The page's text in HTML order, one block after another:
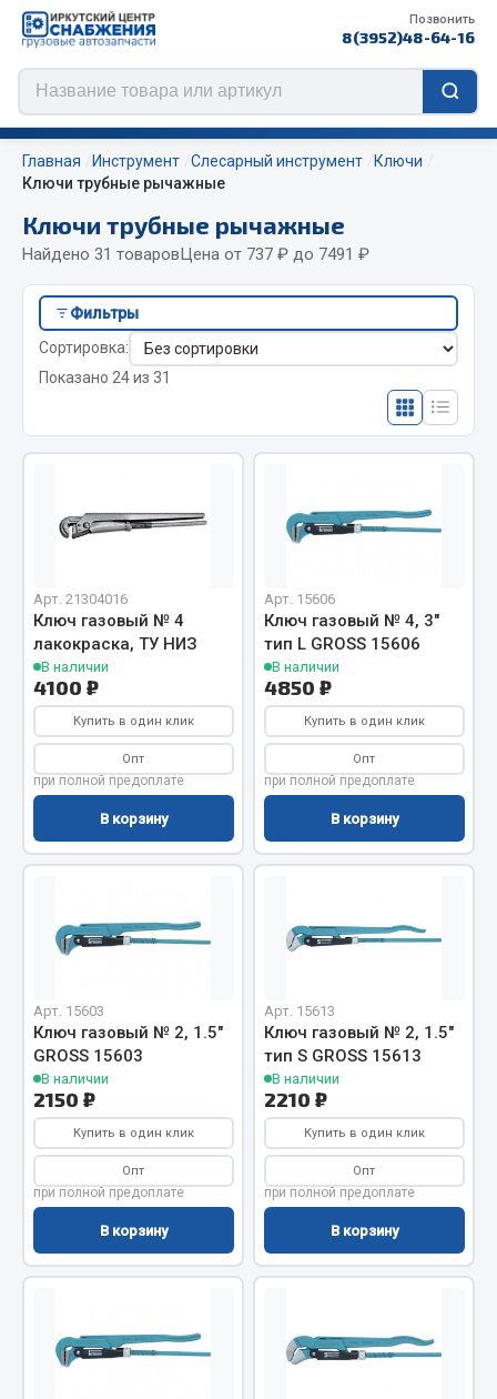
Позвонить
8(3952)48-64-16
Цепи противоскольжения
ЦЕПИ РОССИЯ
ЦЕПИ BOHU (Китай)
Изготовление цепей на колеса BOHU
QITONG
Весь раздел
Отопители салона, подогреватели
Жидкостные подогреватели
Отопители салона
Подогреватели тосола
Весь раздел
Автотовары
Автозвук
Автокаталоги
Аптечки и знаки автомобильные
Брызговики
Вымпела
Показать ещё
Весь раздел
Смазочные материалы
Охладжающие жидкости
Весь раздел
Главная Инструмент Слесарный инструмент
Ключи
Ключи трубные рычажные
Ключи трубные рычажные
Найдено 31 товаровЦена от 737 ₽ до 7491 ₽
Фильтры
Сортировка:
Показано 24 из 31
Арт. 21304016
Ключ газовый № 4
лакокраска, ТУ НИЗ
В наличии
4100 ₽
Купить в один клик
Опт
при полной предоплате
В корзину
Арт. 15606
Ключ газовый № 4, 3"
тип L GROSS 15606
В наличии
4850 ₽
Купить в один клик
Опт
при полной предоплате
В корзину
Арт. 15603
Ключ газовый № 2, 1.5"
GROSS 15603
В наличии
2150 ₽
Купить в один клик
Опт
при полной предоплате
В корзину
Арт. 15613
Ключ газовый № 2, 1.5"
тип S GROSS 15613
В наличии
2210 ₽
Купить в один клик
Опт
при полной предоплате
В корзину